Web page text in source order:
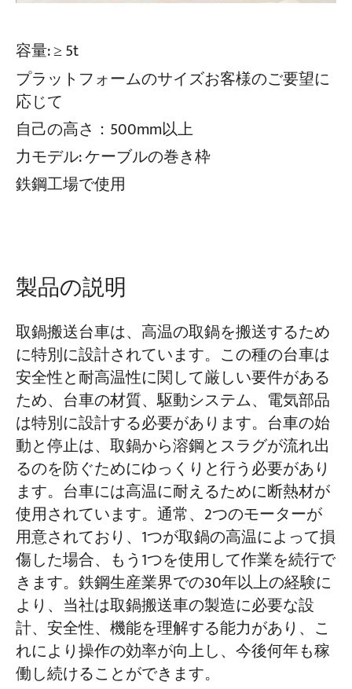
プロジェクト
ニュース
アプリケーション
会社概要
お問い合わせ
容量: ≥ 5t
プラットフォームのサイズお客様のご要望に
応じて
自己の高さ：500mm以上
力モデル: ケーブルの巻き枠
鉄鋼工場で使用
製品の説明
取鍋搬送台車は、高温の取鍋を搬送するため
に特別に設計されています。この種の台車は
安全性と耐高温性に関して厳しい要件がある
ため、台車の材質、駆動システム、電気部品
は特別に設計する必要があります。台車の始
動と停止は、取鍋から溶鋼とスラグが流れ出
るのを防ぐためにゆっくりと行う必要があり
ます。台車には高温に耐えるために断熱材が
使用されています。通常、2つのモーターが
用意されており、1つが取鍋の高温によって損
傷した場合、もう1つを使用して作業を続行で
きます。鉄鋼生産業界での30年以上の経験に
より、当社は取鍋搬送車の製造に必要な設
計、安全性、機能を理解する能力があり、こ
れにより操作の効率が向上し、今後何年も稼
働し続けることができます。